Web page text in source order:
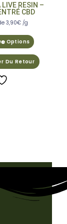
RESIN –
CBD
3,90€ /g
Options
Du Retour